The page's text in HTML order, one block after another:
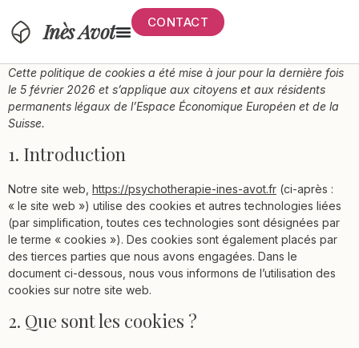
Inès Avot CONTACT
Cette politique de cookies a été mise à jour pour la dernière fois
le 5 février 2026 et s’applique aux citoyens et aux résidents
permanents légaux de l’Espace Économique Européen et de la
Suisse.
1. Introduction
Notre site web, https://psychotherapie-ines-avot.fr (ci-après :
« le site web ») utilise des cookies et autres technologies liées
(par simplification, toutes ces technologies sont désignées par
le terme « cookies »). Des cookies sont également placés par
des tierces parties que nous avons engagées. Dans le
document ci-dessous, nous vous informons de l’utilisation des
cookies sur notre site web.
2. Que sont les cookies ?